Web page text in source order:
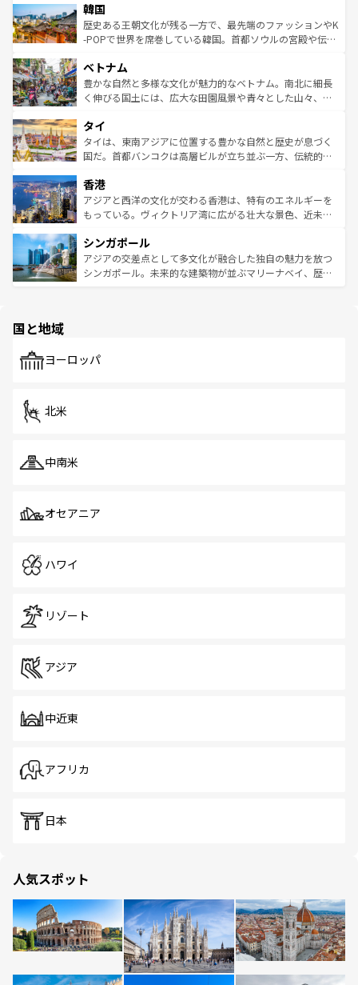
ワイを、存分に味わってほしい。 なお、新着のハワイ情報
はコンテンツ一覧を参照してほしい。
いる。アクティビティも充実しており、サーフィンやダイ
ビング、ハイキングなど、アウトドア好きにはたまらな
い。オーストラリアの多彩な魅力を存分に味わいつくそ
参照してほしい。
ン）、静ひつな山岳地帯である台湾東部など、都市の喧騒
と山間の静けさが共存しており、訪れる人に新しい発見と
驚きをもたらしてくれる。また、奥深い台湾の食文化も魅
容にもいいと評判のスイーツなど、バラエティ豊かな料理
が味わえる。 なお、新着の台湾情報は コンテンツ一覧を参
照してほしい。
韓国
歴史ある王朝文化が残る一方で、最先端のファッションやK
-POPで世界を席巻している韓国。首都ソウルの宮殿や伝統
き、地方に足を延ばせば四季折々の自然美を楽しむことが
できる。そして、キムチや焼肉、絶品のストリートフード
まで、さまざまな韓国料理が待っている。夜には、韓国な
リティに包まれながら、韓国の多彩な魅力を心ゆくまで味
わってみてほしい。 なお、新着の韓国情報はコンテンツ一
覧を参照してほしい。
ベトナム
豊かな自然と多様な文化が魅力的なベトナム。南北に細長
く伸びる国土には、広大な田園風景や青々とした山々、世
急速な発展と共に伝統が息づく。ハノイの古い町並みやホ
ーチミン市のフランス統治時代の建物も、独特の雰囲気を
醸し出している。また、バラエティの豊かさとおいしさで
とつ。フォーやバインミー、ベトナムコーヒーなどは、ぜ
ひ現地で味わいたい。どの地域を訪れてもあたたかい人々
が旅行者を迎えてくれるので、きっと忘れられない旅にな
参照してほしい。
タイ
タイは、東南アジアに位置する豊かな自然と歴史が息づく
国だ。首都バンコクは高層ビルが立ち並ぶ一方、伝統的な
の活気が交差している。北部ではチェンマイなどの山岳地
帯で自然と触れ合い、南部ではプーケットやクラビの美し
いビーチでリゾート気分を楽しむことができる。タイ料理
激する。気候は一年中温暖で、どの季節にも異なる楽しみ
が待っている。親しみやすいタイの人々、仏教を中心とし
た文化、そして多様な観光資源が、訪れる旅人を魅了し続
香港
アジアと西洋の文化が交わる香港は、特有のエネルギーを
もっている。ヴィクトリア湾に広がる壮大な景色、近未来
み、どこを訪れても感動するはず。観光スポットが密集し
ており、効率よく見どころを回れるのも魅力。息をのむよ
うな絶景から文化的な体験まで、香港を存分に楽しみ尽く
シンガポール
アジアの交差点として多文化が融合した独自の魅力を放つ
シンガポール。未来的な建築物が並ぶマリーナベイ、歴史
で、ホーカーズは地元の風情を楽しめる外せないスポット
国と地域
ヨーロッパ
北米
中南米
オセアニア
ハワイ
リゾート
アジア
中近東
アフリカ
日本
人気スポット